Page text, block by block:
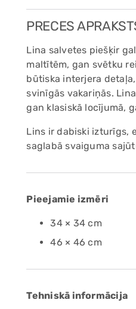
PRECES
Lina salvetes piešķir
maltītēm, gan svētku
būtiska interjera
svinīgās vakariņās.
gan klasiskā locījumā,
Lins ir dabiski izturīgs,
saglabā svaiguma
Pieejamie izmēri
34 × 34 cm
46 × 46 cm
Tehniskā informācija